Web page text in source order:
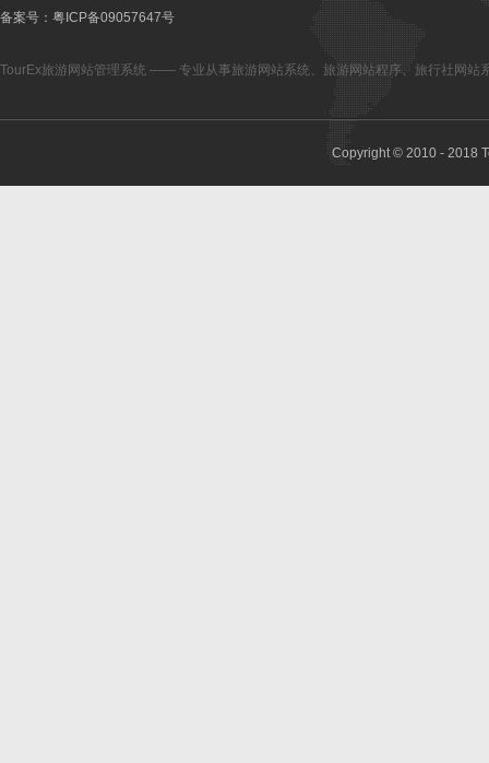
备案号：粤ICP备09057647号
TourEx旅游网站管理系统 —— 专业从事旅游网站系统 旅游网站程序、 旅行社网站
Copyright © 2010 - 2018